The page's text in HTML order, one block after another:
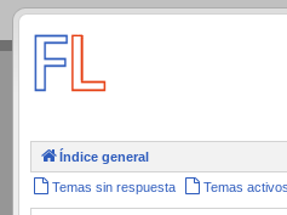
.
Índice general
Temas sin respuesta Temas activos